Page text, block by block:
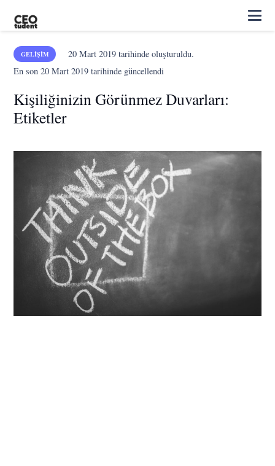
GELIŞIM 20 Mart 2019tarihinde oluşturuldu.
En son20 Mart 2019 tarihinde güncellendi
Kişiliğinizin Görünmez Duvarları:
Etiketler